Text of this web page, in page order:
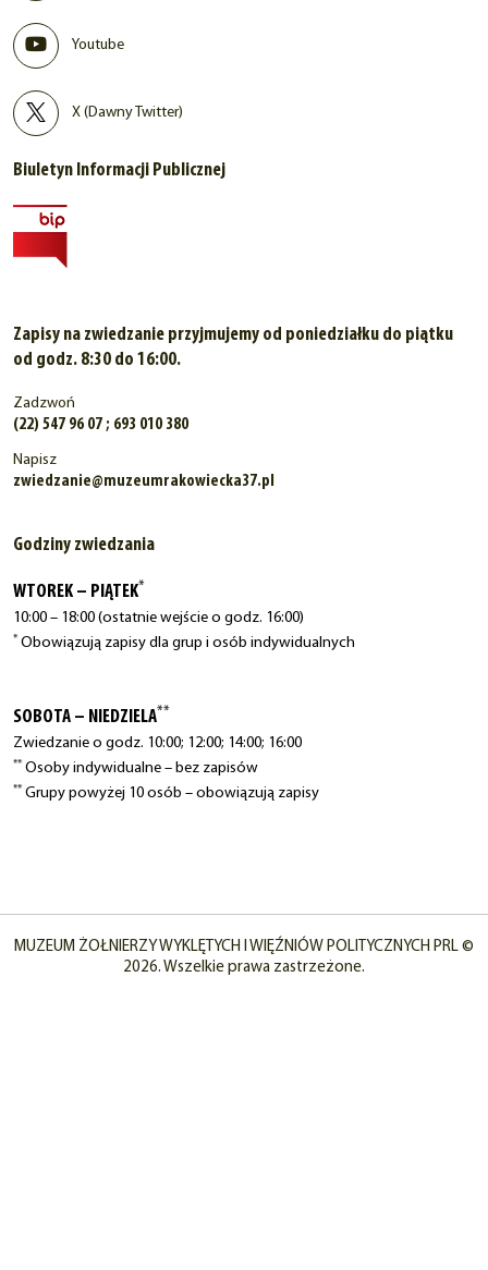
Youtube
X (Dawny Twitter)
Biuletyn Informacji Publicznej
Zapisy na zwiedzanie przyjmujemy od poniedziałku do piątku
od godz. 8:30 do 16:00.
Zadzwoń
(22) 547 96 07 ; 693 010 380
Napisz
zwiedzanie@muzeumrakowiecka37.pl
Godziny zwiedzania
WTOREK – PIĄTEK*
10:00 – 18:00 (ostatnie wejście o godz. 16:00)
* Obowiązują zapisy dla grup i osób indywidualnych
SOBOTA – NIEDZIELA**
Zwiedzanie o godz. 10:00; 12:00; 14:00; 16:00
** Osoby indywidualne – bez zapisów
** Grupy powyżej 10 osób – obowiązują zapisy
MUZEUM ŻOŁNIERZY WYKLĘTYCH I WIĘŹNIÓW POLITYCZNYCH PRL ©
2026. Wszelkie prawa zastrzeżone.